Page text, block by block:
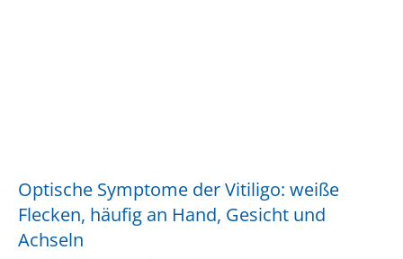
Optische Symptome der Vitiligo: weiße
Flecken, häufig an Hand, Gesicht und
Achseln